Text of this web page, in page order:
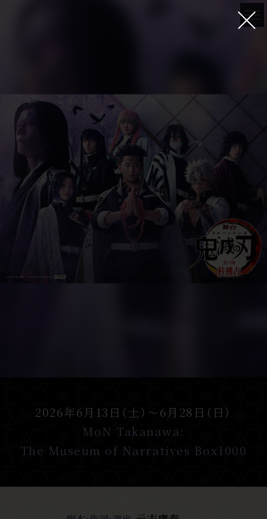
2026年6月13日（土）～6月28日（日）
MoN Takanawa:
The Museum of Narratives Box1000